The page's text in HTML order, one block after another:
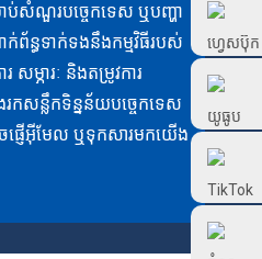
Frtlube
FRTLUBE
ប់សំណួរបច្ចេកទេស ឬបញ្ហា
ព័ន្ធទាក់ទងនឹងកម្មវិធីរបស់
សម្ភារៈ និងតម្រូវការ
កសន្លឹកទិន្នន័យបច្ចេកទេស
ផ្ញើអ៊ីមែល ឬទុកសារមកយើង